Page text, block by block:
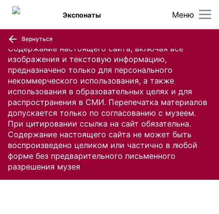
Содержание настоящего сайта, включая все
изображения и текстовую информацию,
предназначено только для персонального
некоммерческого использования, а также
использования в образовательных целях и для
распространения в СМИ. Перепечатка материалов
допускается только по согласованию с музеем.
При цитировании ссылка на сайт обязательна.
Содержание настоящего сайта не может быть
воспроизведено целиком или частично в любой
форме без предварительного письменного
разрешения музея
Меню
Экспонаты
Вернуться